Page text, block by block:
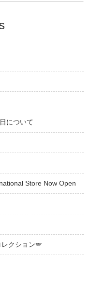
について
Store Now Open
クション🪽